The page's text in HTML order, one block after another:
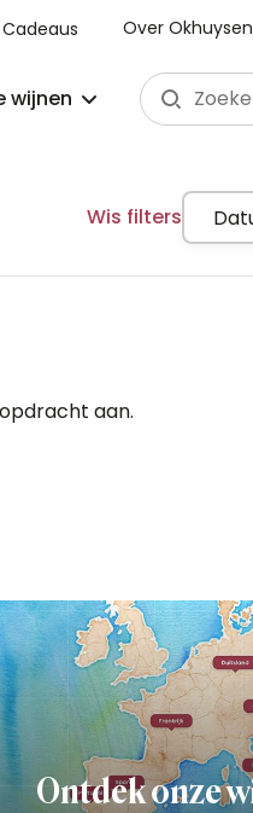
Cadeaus Over Okhuysen
wijnen
Wis filters
aan.
Ontdek onze